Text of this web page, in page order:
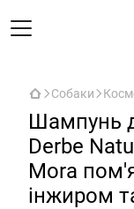
Собаки
Шампунь
Derbe
Mora
інжиром